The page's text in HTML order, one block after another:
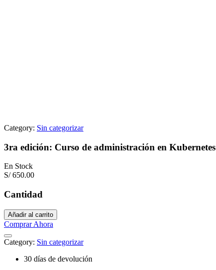
Category: Sin categorizar
3ra edición: Curso de administración en Kubernetes
En Stock
S/650.00
Cantidad
Añadir al carrito
Comprar Ahora
Category: Sin categorizar
30 días de devolución